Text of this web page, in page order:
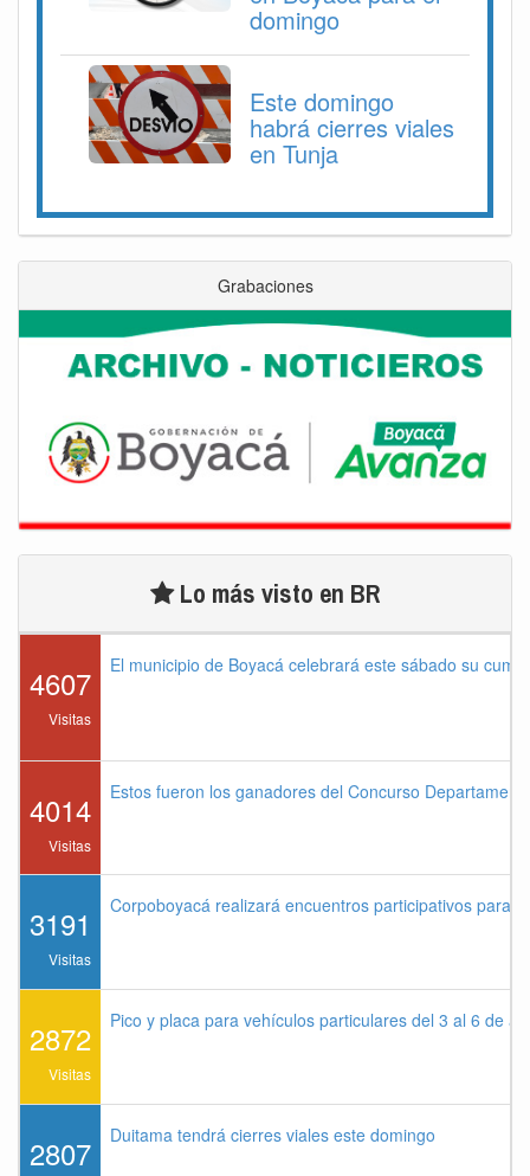
domingo
Este domingo
habrá cierres viales
en Tunja
Grabaciones
Lo más visto en BR
4607
Visitas
El municipio de Boyacá celebrará este sábado su
4014
Visitas
Estos fueron los ganadores del Concurso
3191
Visitas
Corpoboyacá realizará encuentros participativos para
2872
Visitas
Pico y placa para vehículos particulares del 3 al 6 de
2807 Duitama tendrá cierres viales este domingo